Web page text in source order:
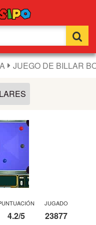
JUEGO DE BILLAR
4.2/5
JUGADO
23877